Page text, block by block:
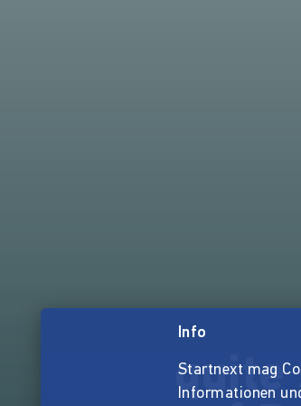
quite
Info
Startnext mag
Informationen